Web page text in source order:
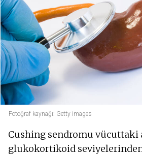
Fotoğraf kaynağı: Getty images
Cushing sendromu vücuttaki
glukokortikoid